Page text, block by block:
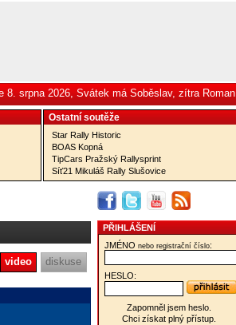
8. srpna 2026, Svátek má Soběslav, zítra Roman
Ostatní­ soutěže
Star Rally Historic
BOAS Kopná
TipCars Pražský Rallysprint
Síť21 Mikuláš Rally Slušovice
video diskuse
PŘIHLÁŠENÍ
JMÉNO nebo registrační číslo:
HESLO:
Zapomněl jsem heslo.
Chci získat plný přístup.